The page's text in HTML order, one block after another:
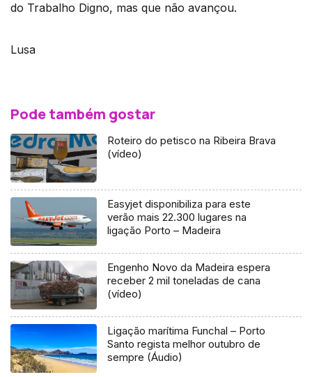
do Trabalho Digno, mas que não avançou.
Lusa
Pode também gostar
Roteiro do petisco na Ribeira Brava
(vídeo)
Easyjet disponibiliza para este
verão mais 22.300 lugares na
ligação Porto – Madeira
Engenho Novo da Madeira espera
receber 2 mil toneladas de cana
(vídeo)
Ligação marítima Funchal – Porto
Santo regista melhor outubro de
sempre (Áudio)